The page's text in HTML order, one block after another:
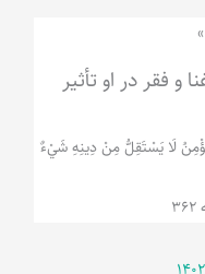
فقر در او تأثیر
لَا يَسْتَقِلُّ مِنْ دِينِهِ شَيْ‌ءٌ